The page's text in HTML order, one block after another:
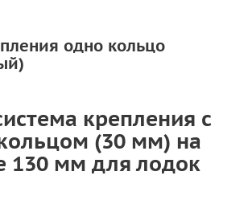
одно кольцо
крепления с
(30 мм) на
130 мм для лодок